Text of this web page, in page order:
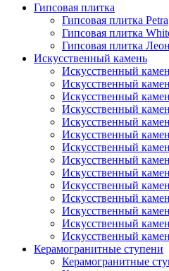
Гипсовая плитка
Гипсовая плитка Petra
Гипсовая плитка
Гипсовая плитка
Искусственный камень
Искусственный
Искусственный
Искусственный
Искусственный
Искусственный
Искусственный
Искусственный
Искусственный
Искусственный
Искусственный
Искусственный
Искусственный
Искусственный
Искусственный
Керамогранитные ступени
Керамогранитные